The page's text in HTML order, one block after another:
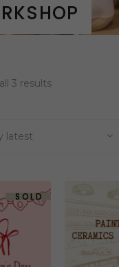
3 resultsSorted
latest
SOLD
This
product
has